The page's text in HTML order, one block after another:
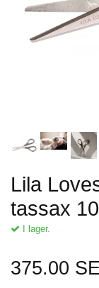
Lila
tassax
I lager.
375.00